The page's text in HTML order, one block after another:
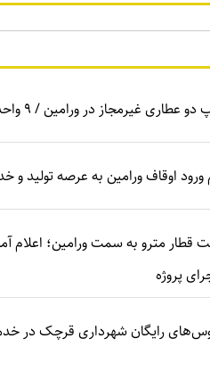
عطاری غیرمجاز در ورامین / ۹ واحد اخطار گرفتند
ورود اوقاف ورامین به عرصه تولید و
قطار مترو به سمت ورامین؛ اعلام
پروژه
رایگان شهرداری قرچک در